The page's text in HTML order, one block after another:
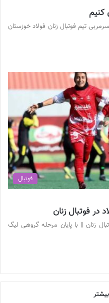
تیم فوتبال زنان فولاد خوزستان
فوتبال
در فوتبال زنان
زنان || با پایان مرحله گروهی لیگ